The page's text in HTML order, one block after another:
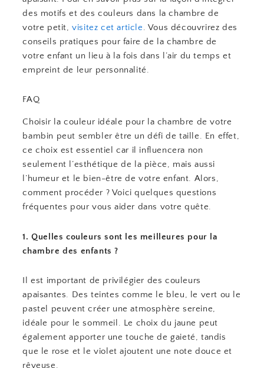
des motifs et des couleurs dans la chambre de
votre petit,visitez cet article. Vous découvrirez des
conseils pratiques pour faire de la chambre de
votre enfant un lieu à la fois dans l’air du temps et
empreint de leur personnalité.
FAQ
Choisir la couleur idéale pour la chambre de votre
bambin peut sembler être un défi de taille. En effet,
ce choix est essentiel car il influencera non
seulement l’esthétique de la pièce, mais aussi
l’humeur et le bien-être de votre enfant. Alors,
comment procéder ? Voici quelques questions
fréquentes pour vous aider dans votre quête.
1. Quelles couleurs sont les meilleures pour la
chambre des enfants ?
Il est important de privilégier des couleurs
apaisantes. Des teintes comme le bleu, le vert ou le
pastel peuvent créer une atmosphère sereine,
idéale pour le sommeil. Le choix du jaune peut
également apporter une touche de gaieté, tandis
que le rose et le violet ajoutent une note douce et
rêveuse.